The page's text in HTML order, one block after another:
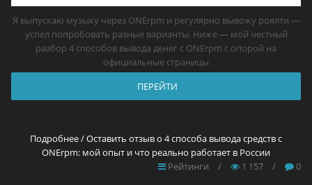
Я выпускаю музыку через ONErpm и регулярно вывожу роялти —
успел попробовать разные варианты. Ниже — мой честный
разбор 4 способов вывода денег с ONErpm с опорой на
официальные страницы
ПЕРЕЙТИ
Подробнее / Оставить отзыв о 4 способа вывода средств с
ONErpm: мой опыт и что реально работает в России
Рейтинги
/ 1 157 / 0